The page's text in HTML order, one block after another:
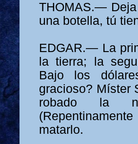
THOMAS.—
una botella, tú
EDGAR.— La
la tierra; la
Bajo los
gracioso? Míster
robado la
matarlo.